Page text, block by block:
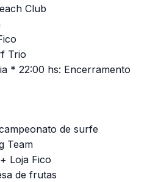
Club
Trio
* 22:00 hs: Encerramento
de surfe
Team
Loja Fico
de frutas